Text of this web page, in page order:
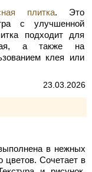
плитка. Это
с улучшенной
подходит для
а также на
клея или
23.03.2026
в нежных
цветов. Сочетает в